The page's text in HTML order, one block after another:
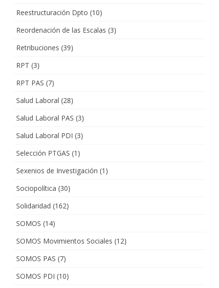
Reestructuración Dpto (10)
Reordenación de las Escalas (3)
Retribuciones (39)
RPT (3)
RPT PAS (7)
Salud Laboral (28)
Salud Laboral PAS (3)
Salud Laboral PDI (3)
Selección PTGAS (1)
Sexenios de Investigación (1)
Sociopolítica (30)
Solidaridad (162)
SOMOS (14)
SOMOS Movimientos Sociales (12)
SOMOS PAS (7)
SOMOS PDI (10)